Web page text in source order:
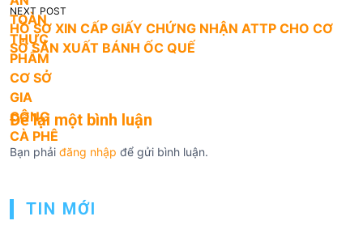
u
h
ư
ớ
n
g
b
NEXT POST
HỒ SƠ XIN CẤP GIẤY CHỨNG NHẬN ATTP CHO CƠ
SỞ SẢN XUẤT BÁNH ỐC QUẾ
Để lại một bình luận
Bạn phải đăng nhập để gửi bình luận.
TIN MỚI